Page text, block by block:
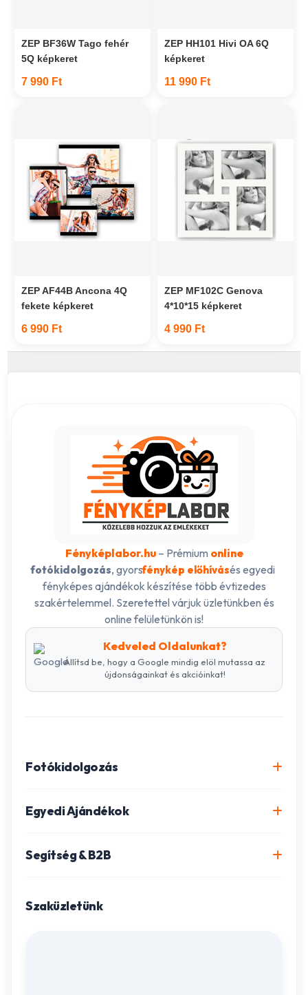
ZEP BF36W Tago fehér
5Q képkeret
7 990 Ft
ZEP HH101 Hivi OA 6Q
képkeret
11 990 Ft
ZEP AF44B Ancona 4Q
fekete képkeret
6 990 Ft
ZEP MF102C Genova
4*10*15 képkeret
4 990 Ft
Fényképlabor.hu– Prémium online
fotókidolgozás, gyorsfénykép előhívásés egyedi
fényképes ajándékok készítése több évtizedes
szakértelemmel. Szeretettel várjuk üzletünkben és
online felületünkön is!
Kedveled Oldalunkat?
Állítsd be, hogy a Google mindig elöl mutassa az
újdonságainkat és akcióinkat!
Fotókidolgozás
Igazolványkép készítés
Egyedi Ajándékok
Gravírozott ajándékok
Segítség & B2B
Szaküzletünk